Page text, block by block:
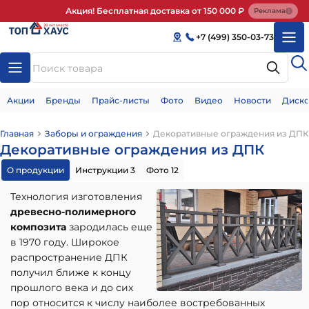
Акция! Бесплатная доставка от 150 000 ₽ Реклама
+7 (499) 350-03-73
Акции Бренды Прайс-листы Фото Видео Новости
Главная Заборы и ограждения Декоративные ограждения из ДПК
Декоративные ограждения из ДПК
О продукции Инструкции 3 Фото 12
Технология изготовления
древесно-полимерного
композита зародилась еще
в 1970 году. Широкое
распространение ДПК
получил ближе к концу
прошлого века и до сих
пор относится к числу наиболее востребованных